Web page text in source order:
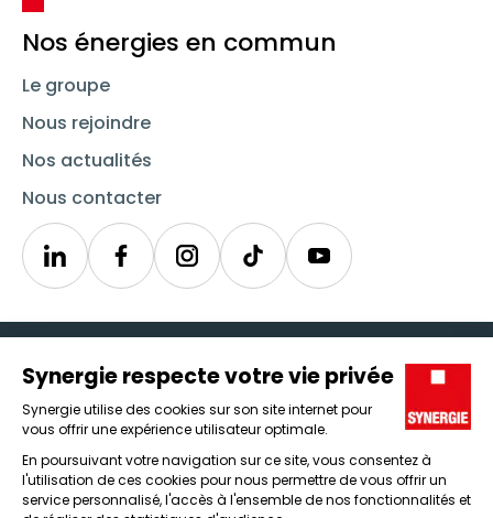
Nos énergies en commun
Le groupe
Nous rejoindre
Nos actualités
Nous contacter
LinkedinSynergieInstagramTikTok Youtube
Icône d'illustration
Candidats
Entreprises
Icône d'illustration
Nos agences
Icône d'illustration